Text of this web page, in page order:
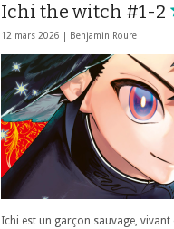
Ichi the witch #1-2
12 mars 2026 | Benjamin Roure
Ichi est un garçon sauvage,